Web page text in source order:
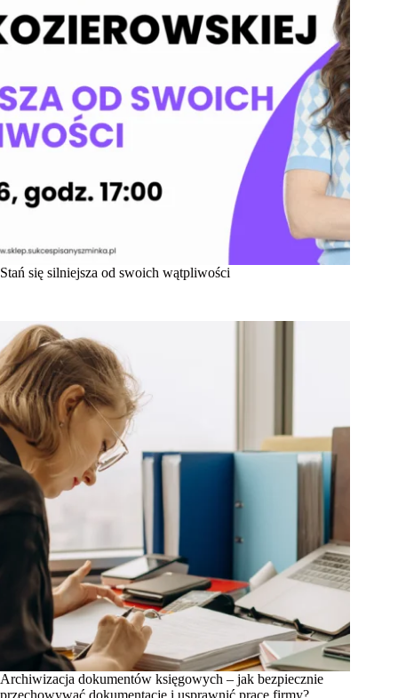
Stań się silniejsza od swoich wątpliwości
Archiwizacja dokumentów księgowych – jak bezpiecznie
przechowywać dokumentację i usprawnić pracę firmy?